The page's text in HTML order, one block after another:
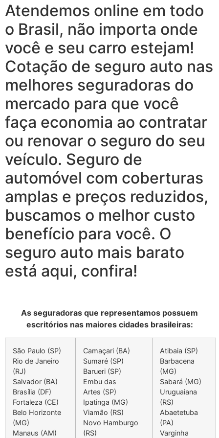
Atendemos online em todo
o Brasil, não importa onde
você e seu carro estejam!
Cotação de seguro auto nas
melhores seguradoras do
mercado para que você
faça economia ao contratar
ou renovar o seguro do seu
veículo. Seguro de
automóvel com coberturas
amplas e preços reduzidos,
buscamos o melhor custo
benefício para você. O
seguro auto mais barato
está aqui, confira!
As seguradoras que representamos possuem
escritórios nas maiores cidades brasileiras:
São Paulo (SP)
Rio de Janeiro
(RJ)
Salvador (BA)
Brasília (DF)
Fortaleza (CE)
Belo Horizonte
(MG)
Manaus (AM)
Camaçari (BA)
Sumaré (SP)
Barueri (SP)
Embu das
Artes (SP)
Ipatinga (MG)
Viamão (RS)
Novo Hamburgo
(RS)
Atibaia (SP)
Barbacena
(MG)
Sabará (MG)
Uruguaiana
(RS)
Abaetetuba
(PA)
Varginha